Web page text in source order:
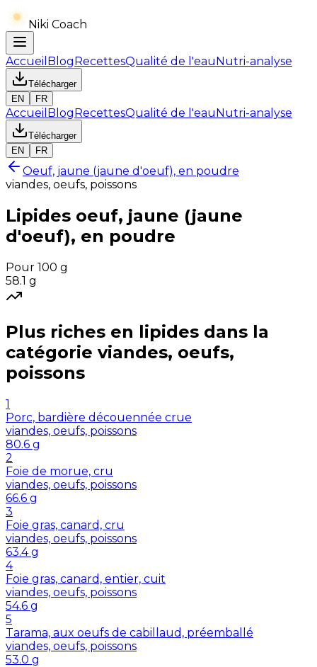
Niki Coach
Accueil BlogRecettesQualité de l'eauNutri-analyse
Télécharger
EN
FR
Accueil BlogRecettesQualité de l'eauNutri-analyse
Télécharger
EN
FR
Oeuf, jaune (jaune d'oeuf), en poudre
viandes, oeufs, poissons
Lipides oeuf, jaune (jaune
d'oeuf), en poudre
Pour 100 g
58.1 g
Plus riches en lipides dans la
catégorie viandes, oeufs,
poissons
1
Porc, bardière découennée crue
viandes, oeufs, poissons
80.6 g
2
Foie de morue, cru
viandes, oeufs, poissons
66.6 g
3
Foie gras, canard, cru
viandes, oeufs, poissons
63.4 g
4
Foie gras, canard, entier, cuit
viandes, oeufs, poissons
54.6 g
5
Tarama, aux oeufs de cabillaud, préemballé
viandes, oeufs, poissons
53.0 g